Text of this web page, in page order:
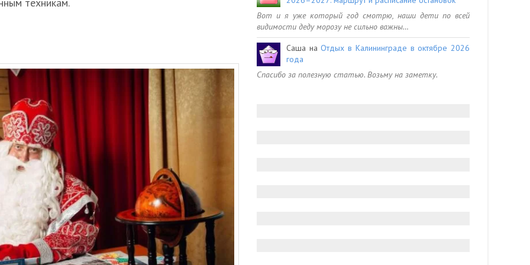
техникам.
Вот и я уже который год смотрю, наши дети по всей
видимости деду морозу не сильно важны…
Саша наОтдых в Калининграде в октябре 2026
года
Спасибо за полезную статью. Возьму на заметку.